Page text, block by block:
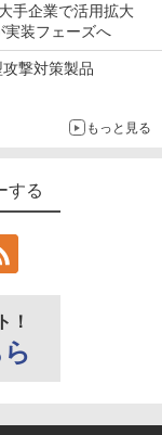
手企業で活用拡大
実装フェーズへ
撃対策製品
もっと見る
する
！